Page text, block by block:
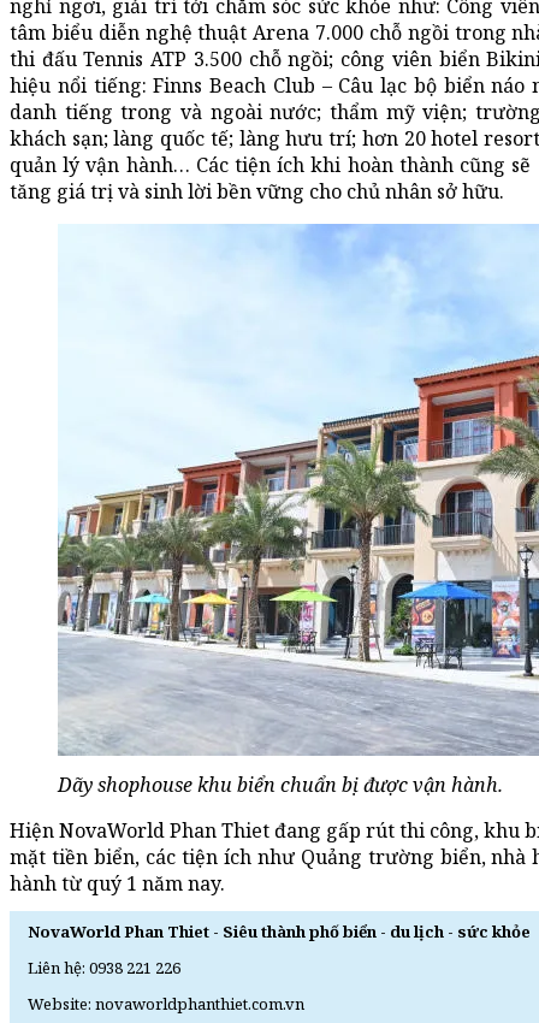
nghỉ ngơi, giải trí tới chăm sóc sức khỏe như: Công
tâm biểu diễn nghệ thuật Arena 7.000 chỗ ngồi trong
thi đấu Tennis ATP 3.500 chỗ ngồi; công viên biển
hiệu nổi tiếng: Finns Beach Club – Câu lạc bộ biển
danh tiếng trong và ngoài nước; thẩm mỹ viện;
khách sạn; làng quốc tế; làng hưu trí; hơn 20 hotel
quản lý vận hành… Các tiện ích khi hoàn thành cũng
tăng giá trị và sinh lời bền vững cho chủ nhân sở hữu.
Dãy shophouse khu biển chuẩn bị được vận hành.
Hiện NovaWorld Phan Thiet đang gấp rút thi công, khu
mặt tiền biển, các tiện ích như Quảng trường biển,
hành từ quý 1 năm nay.
NovaWorld Phan Thiet - Siêu thành phố biển - du lịch - sức khỏe
Liên hệ: 0938 221 226
Website: novaworldphanthiet.com.vn